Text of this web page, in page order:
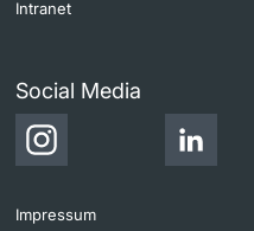
Intranet
Social Media
Impressum